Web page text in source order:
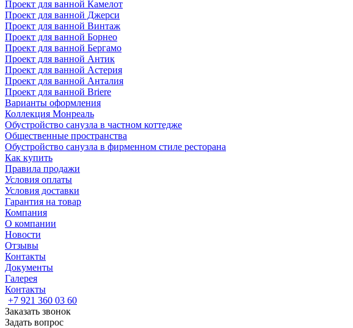
Проект для ванной Камелот
Проект для ванной Джерси
Проект для ванной Винтаж
Проект для ванной Борнео
Проект для ванной Бергамо
Проект для ванной Антик
Проект для ванной Астерия
Проект для ванной Анталия
Проект для ванной Briere
Варианты оформления
Коллекция Монреаль
Обустройство санузла в частном коттедже
Общественные пространства
Обустройство санузла в фирменном стиле ресторана
Как купить
Правила продажи
Условия оплаты
Условия доставки
Гарантия на товар
Компания
О компании
Новости
Отзывы
Контакты
Документы
Галерея
Контакты
+7 921 360 03 60
Заказать звонок
Задать вопрос